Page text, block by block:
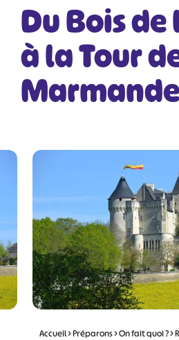
Du Bois de
à la Tour
Marmande
Accueil>Préparons>On fait quoi ?>